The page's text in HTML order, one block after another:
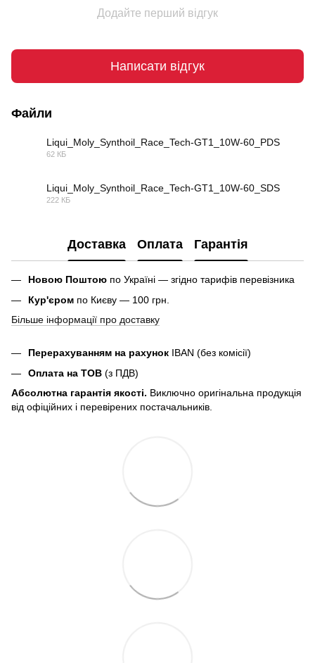
Додайте перший відгук
Написати відгук
Файли
Liqui_Moly_Synthoil_Race_Tech-GT1_10W-60_PDS
62 КБ
Liqui_Moly_Synthoil_Race_Tech-GT1_10W-60_SDS
222 КБ
Доставка Оплата Гарантія
Новою Поштою по Україні — згідно тарифів перевізника
Кур'єром по Києву — 100 грн.
Більше інформації про доставку
Перерахуванням на рахунок IBAN (без комісії)
Оплата на ТОВ (з ПДВ)
Абсолютна гарантія якості. Виключно оригінальна продукція
від офіційних і перевірених постачальників.